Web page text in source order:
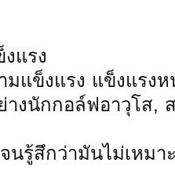
แรง
แข็งแรง แข็งแรง
งนักกอล์ฟอาวุโส,
รู้สึกว่ามันไม่เหมา